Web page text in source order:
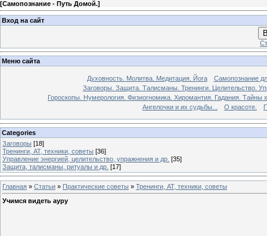
[Самопознание - Путь Домой.]
Вход на сайт
Меню сайта
Духовность. Молитва. Медитация. Йога
Самопознание
Заговоры. Защита. Талисманы. Тренинги. Целительство.
Гороскопы. Нумерология. Физиогномика. Хиромантия. Гадания. Тайны
Ангелочки и их судьбы...
О красоте.
Categories
Заговоры [18]
Тренинги, АТ, техники, советы [36]
Управление энергией, целительство, упражнения и др. [35]
Защита, талисманы, ритуалы и др. [17]
Главная » Статьи » Практические советы » Тренинги, АТ, техники, советы
Учимся видеть ауру